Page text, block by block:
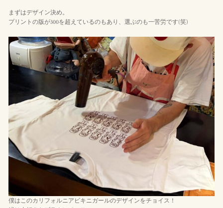
まずはデザイン決め。
プリントの版が300を超えているのもあり、選ぶのも一苦労です(笑)
僕はこのカリフォルニアビキニガールのデザインをチョイス！